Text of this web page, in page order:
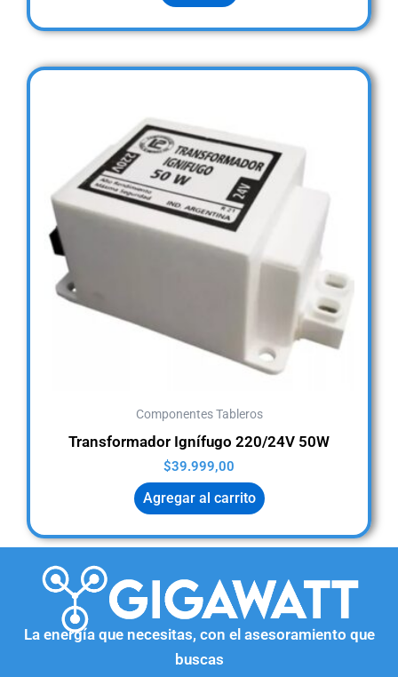
Componentes Tableros
Transformador Ignífugo 220/24V 50W
$39.999,00
Agregar al carrito
La energía que necesitas, con el asesoramiento que
buscas